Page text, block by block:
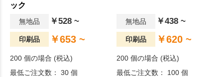
ック
無地品 ￥528 ~
印刷品 ￥653 ~
200 個の場合 (税込)
最低ご注文数： 30 個
無地品 ￥438 ~
印刷品 ￥620 ~
200 個の場合 (税込)
最低ご注文数： 100 個